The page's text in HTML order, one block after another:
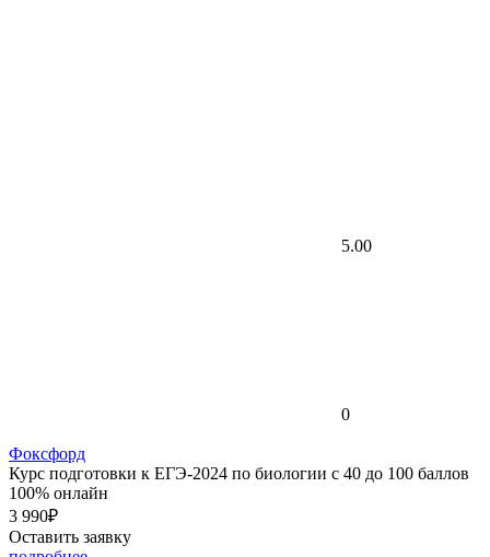
5.00
0
Фоксфорд
Курс подготовки к ЕГЭ-2024 по биологии с 40 до 100 баллов
100% онлайн
3 990₽
Оставить заявку